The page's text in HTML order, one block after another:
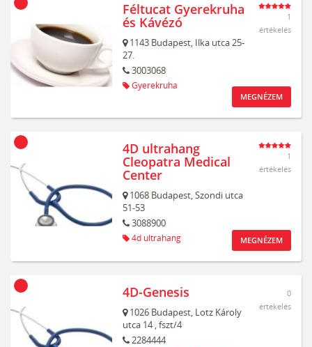
Féltucat Gyerekruha
és Kávézó
1143 Budapest, Ilka utca 25-
27.
3003068
Gyerekruha
1
értékelés
MEGNÉZEM
4D ultrahang
Cleopatra Medical
Center
1068 Budapest,Szondi utca
51-53
3088900
4d ultrahang
1
értékelés
MEGNÉZEM
4D-Genesis
1026 Budapest, Lotz Károly
utca 14, fszt/4
2284444
0
értékelés